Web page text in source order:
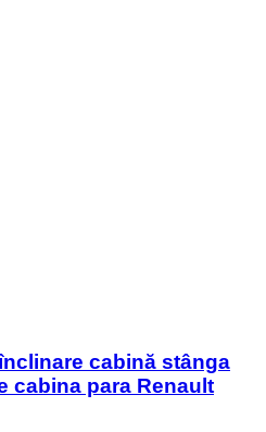
cabină stânga
cabina para Renault